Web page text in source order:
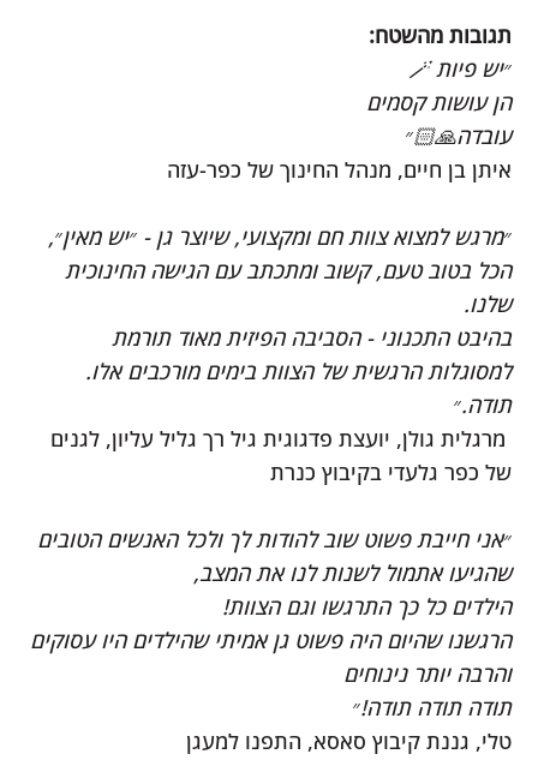
תגובות מהשטח:
״יש פיות 🪄
הן עושות קסמים
עובדה🙏🏻״
איתן בן חיים, מנהל החינוך של כפר-עזה
״מרגש למצוא צוות חם ומקצועי, שיוצר גן - ״יש מאין״,
הכל בטוב טעם, קשוב ומתכתב עם הגישה החינוכית
שלנו.
בהיבט התכנוני - הסביבה הפיזית מאוד תורמת
למסוגלות הרגשית של הצוות בימים מורכבים אלו.
תודה.״
מרגלית גולן, יועצת פדגוגית גיל רך גליל עליון, לגנים
של כפר גלעדי בקיבוץ כנרת
״אני חייבת פשוט שוב להודות לך ולכל האנשים הטובים
שהגיעו אתמול לשנות לנו את המצב,
הילדים כל כך התרגשו וגם הצוות!
הרגשנו שהיום היה פשוט גן אמיתי שהילדים היו עסוקים
והרבה יותר נינוחים
תודה תודה תודה!״
טלי, גננת קיבוץ סאסא, התפנו למעגן